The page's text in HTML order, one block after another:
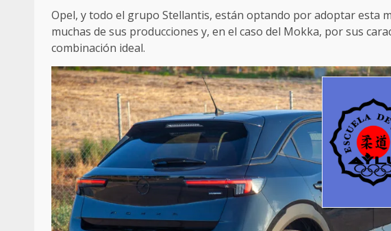
Opel, y todo el grupo Stellantis, están optando por adoptar esta
muchas de sus producciones y, en el caso del Mokka, por sus
combinación ideal.